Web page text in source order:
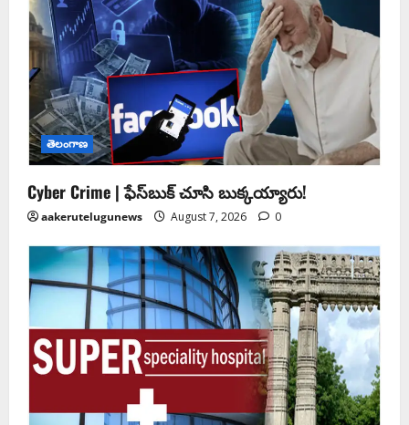
తెలంగాణ
Cyber Crime | ఫేస్‌బుక్‌ చూసి బుక్కయ్యారు!
aakerutelugunews August 7, 2026 0